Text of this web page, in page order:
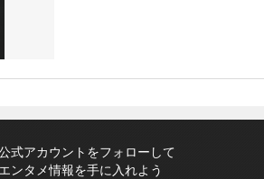
式アカウントをフォローして
ンタメ情報を手に入れよう